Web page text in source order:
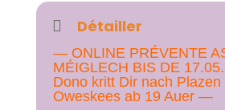
Détailler
— ONLINE PRÉVENTE
MÉIGLECH BIS DE
Dono kritt Dir nach Plazen
Oweskees ab 19 Auer —